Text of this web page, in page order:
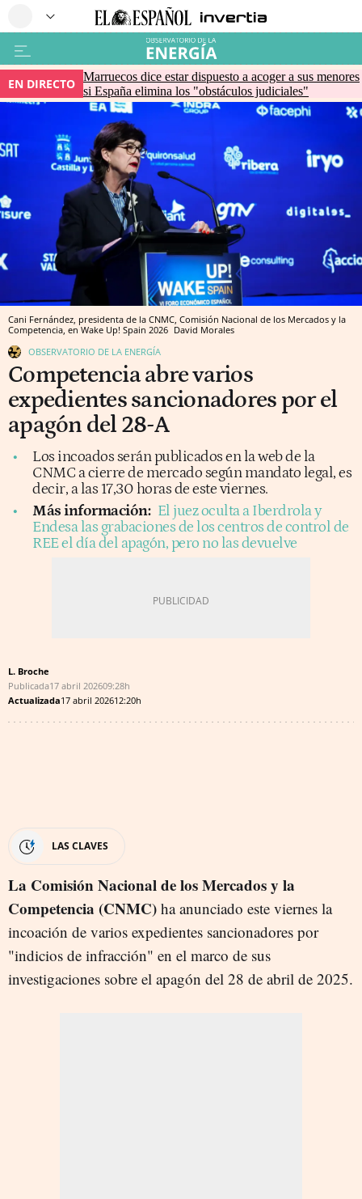
EN DIRECTO Marruecos dice estar dispuesto a acoger a sus menores
si España elimina los "obstáculos judiciales"
Cani Fernández, presidenta de la CNMC, Comisión Nacional de los Mercados y la
Competencia, en Wake Up! Spain 2026 David Morales
OBSERVATORIO DE LA ENERGÍA
Competencia abre varios
expedientes sancionadores por el
apagón del 28-A
Los incoados serán publicados en la web de la
CNMC a cierre de mercado según mandato legal, es
decir, a las 17,30 horas de este viernes.
Más información: El juez oculta a Iberdrola y
Endesa las grabaciones de los centros de control de
REE el día del apagón, pero no las devuelve
L. Broche
Publicada17 abril 202609:28h
Actualizada17 abril 202612:20h
LAS CLAVES
La Comisión Nacional de los Mercados y la
Competencia (CNMC) ha anunciado este viernes la
incoación de varios expedientes sancionadores por
"indicios de infracción" en el marco de sus
investigaciones sobre el apagón del 28 de abril de 2025.